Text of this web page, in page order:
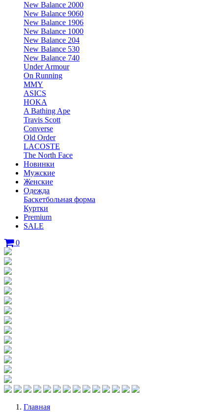
New Balance 2000
New Balance 9060
New Balance 1906
New Balance 1000
New Balance 204
New Balance 530
New Balance 740
Under Armour
On Running
MMY
ASICS
HOKA
A Bathing Ape
Travis Scott
Converse
Old Order
LACOSTE
The North Face
Новинки
Мужские
Женские
Одежда
Баскетбольная форма
Куртки
Premium
SALE
0
Главная